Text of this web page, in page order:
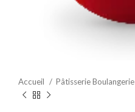
Accueil Pâtisserie Boulangerie